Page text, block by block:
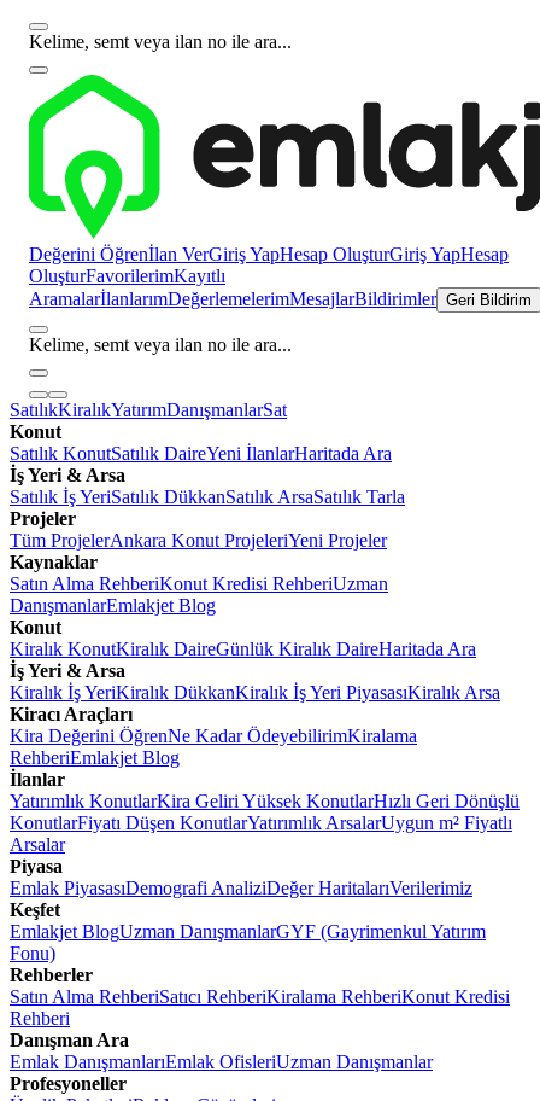
Kelime, semt veya ilan no ile ara...
Değerini Öğrenİlan VerGiriş YapHesap OluşturGiriş YapHesap
OluşturFavorilerimKayıtlı
AramalarİlanlarımDeğerlemelerimMesajlarBildirimler Geri Bildirim
Kelime, semt veya ilan no ile ara...
SatılıkKiralıkYatırımDanışmanlarSat
Konut
Satılık KonutSatılık DaireYeni İlanlarHaritada Ara
İş Yeri & Arsa
Satılık İş YeriSatılık DükkanSatılık ArsaSatılık Tarla
Projeler
Tüm ProjelerAnkara Konut ProjeleriYeni Projeler
Kaynaklar
Satın Alma RehberiKonut Kredisi RehberiUzman
DanışmanlarEmlakjet Blog
Konut
Kiralık KonutKiralık DaireGünlük Kiralık DaireHaritada Ara
İş Yeri & Arsa
Kiralık İş YeriKiralık DükkanKiralık İş Yeri PiyasasıKiralık Arsa
Kiracı Araçları
Kira Değerini ÖğrenNe Kadar ÖdeyebilirimKiralama
RehberiEmlakjet Blog
İlanlar
Yatırımlık KonutlarKira Geliri Yüksek KonutlarHızlı Geri Dönüşlü
KonutlarFiyatı Düşen KonutlarYatırımlık ArsalarUygun m² Fiyatlı
Arsalar
Piyasa
Emlak PiyasasıDemografi AnaliziDeğer HaritalarıVerilerimiz
Keşfet
Emlakjet BlogUzman DanışmanlarGYF (Gayrimenkul Yatırım
Fonu)
Rehberler
Satın Alma RehberiSatıcı RehberiKiralama RehberiKonut Kredisi
Rehberi
Danışman Ara
Emlak DanışmanlarıEmlak OfisleriUzman Danışmanlar
Profesyoneller